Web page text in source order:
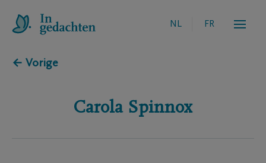
NL FR
← Vorige
Carola Spinnox